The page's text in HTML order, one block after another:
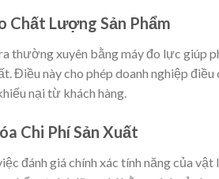
Chất Lượng Sản Phẩm
thường xuyên bằng máy đo lực giúp
Điều này cho phép doanh nghiệp
nại từ khách hàng.
Chi Phí Sản Xuất
đánh giá chính xác tính năng của